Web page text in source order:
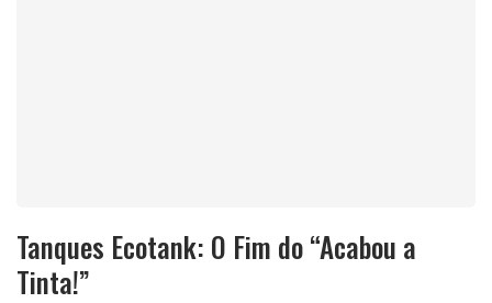
Tanques Ecotank: O Fim do “Acabou a
Tinta!”